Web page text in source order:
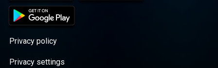
Privacy policy
Privacy settings